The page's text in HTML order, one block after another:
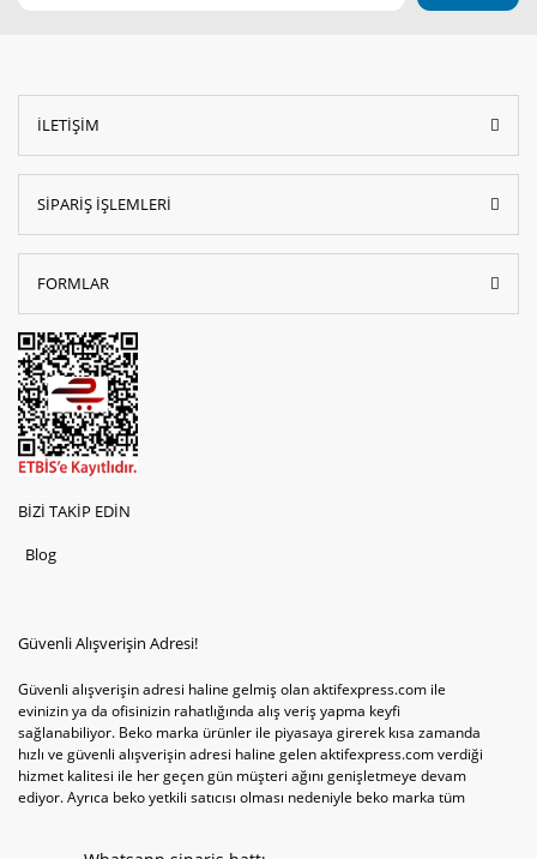
İLETİŞİM
SİPARİŞ İŞLEMLERİ
FORMLAR
BİZİ TAKİP EDİN
Blog
Güvenli Alışverişin Adresi!
Güvenli alışverişin adresi haline gelmiş olan aktifexpress.com ile
evinizin ya da ofisinizin rahatlığında alış veriş yapma keyfi
sağlanabiliyor. Beko marka ürünler ile piyasaya girerek kısa zamanda
hızlı ve güvenli alışverişin adresi haline gelen aktifexpress.com verdiği
hizmet kalitesi ile her geçen gün müşteri ağını genişletmeye devam
ediyor. Ayrıca beko yetkili satıcısı olması nedeniyle beko marka tüm